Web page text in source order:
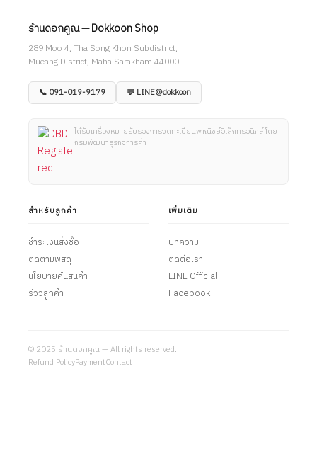
ร้านดอกคูณ — Dokkoon Shop
289 Moo 4, Tha Song Khon Subdistrict,
Mueang District, Maha Sarakham 44000
📞 091-019-9179 💬 LINE@dokkoon
ได้รับเครื่องหมายรับรองการจดทะเบียนพาณิชย์อิเล็กทรอนิกส์ โดย
กรมพัฒนาธุรกิจการค้า
สำหรับลูกค้า
ชำระเงินสั่งซื้อ
ติดตามพัสดุ
นโยบายคืนสินค้า
รีวิวลูกค้า
เพิ่มเติม
บทความ
ติดต่อเรา
LINE Official
Facebook
© 2025 ร้านดอกคูณ — All rights reserved.
Refund PolicyPaymentContact